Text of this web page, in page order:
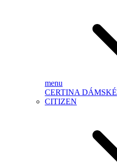
menu
CERTINA DÁMSKÉ
CITIZEN